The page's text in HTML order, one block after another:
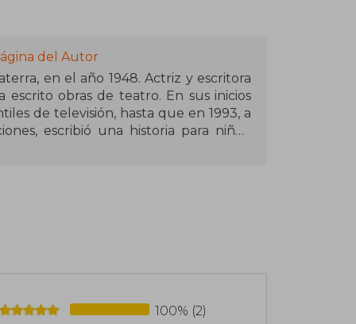
del Autor
en el año 1948. Actriz y escritora
obras de teatro. En sus inicios
de televisión, hasta que en 1993, a
escribió una historia para niños.
libros. Sus libros se caracterizan
100% (2)